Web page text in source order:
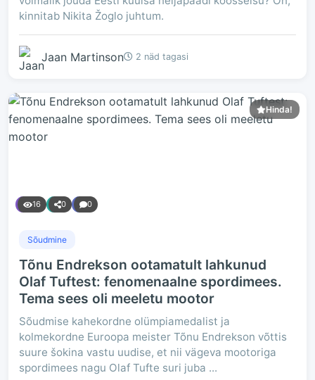
kinnitab Nikita Žoglo juhtum.
Jaan Martinson 2 näd tagasi
Hinda!
16 0 0
Sõudmine
Tõnu Endrekson ootamatult lahkunud
Olaf Tuftest: fenomenaalne spordimees.
Tema sees oli meeletu mootor
Sõudmise kahekordne olümpiamedalist ja
kolmekordne Euroopa meister Tõnu Endrekson võttis
suure šokina vastu uudise, et nii vägeva mootoriga
spordimees nagu Olaf Tufte suri juba ...